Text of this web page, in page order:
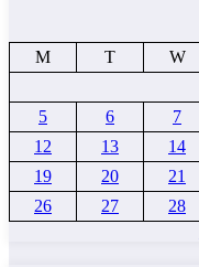
M
T W
5
6 7
12
13 14
19
20 21
26
27 28